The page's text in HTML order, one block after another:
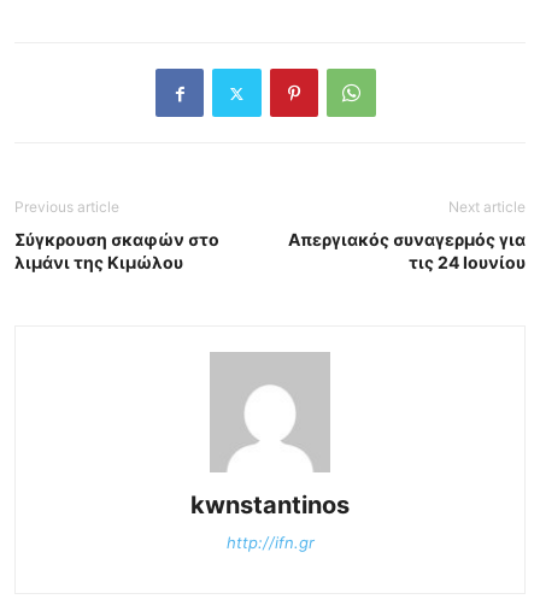
Previous article
Σύγκρουση σκαφών στο
λιμάνι της Κιμώλου
Next article
Απεργιακός συναγερμός για
τις 24 Ιουνίου
kwnstantinos
http://ifn.gr